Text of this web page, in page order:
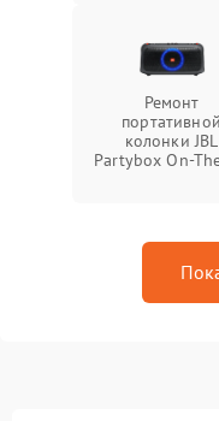
Ремонт
портативной
колонки JBL
Partybox On-